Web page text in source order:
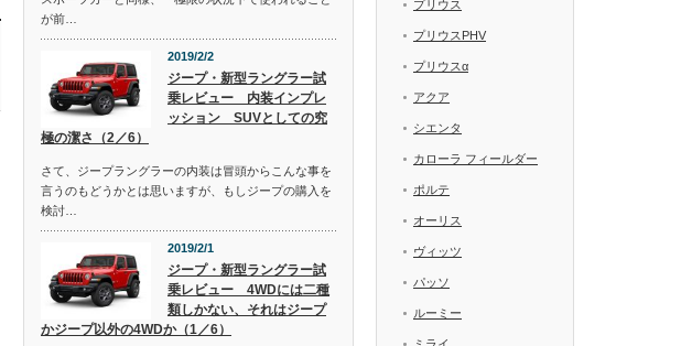
が前…
2019/2/2
ジープ・新型ラングラー試
乗レビュー 内装インプレ
ッション SUVとしての究
極の潔さ（2／6）
さて、ジープラングラーの内装は冒頭からこんな事を
言うのもどうかとは思いますが、もしジープの購入を
検討…
2019/2/1
ジープ・新型ラングラー試
乗レビュー 4WDには二種
類しかない、それはジープ
かジープ以外の4WDか（1／6）
プリウス
プリウスPHV
プリウスα
アクア
シエンタ
カローラ フィールダー
ポルテ
オーリス
ヴィッツ
パッソ
ルーミー